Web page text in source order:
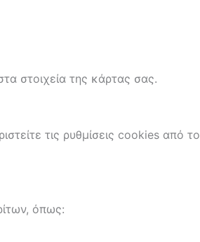
στοιχεία της κάρτας σας.
τις ρυθμίσεις cookies από το
όπως: